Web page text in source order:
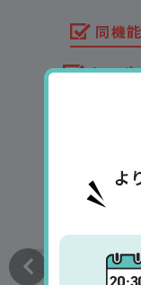
同機
クーポ
同じ
も